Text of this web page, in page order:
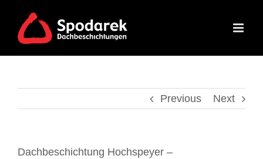
content
Previous Next
Dachbeschichtung Hochspeyer –